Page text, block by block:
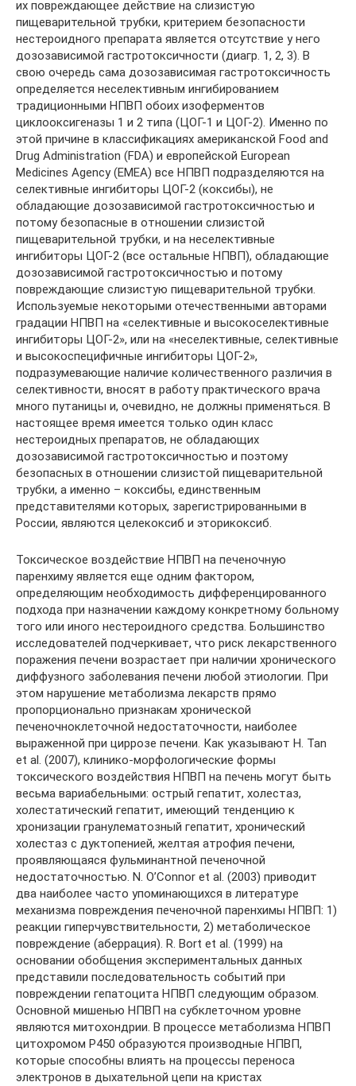
их повреждающее действие на слизистую
пищеварительной трубки, критерием безопасности
нестероидного препарата является отсутствие у него
дозозависимой гастротоксичности (диагр. 1, 2, 3). В
свою очередь сама дозозависимая гастротоксичность
определяется неселективным ингибированием
традиционными НПВП обоих изоферментов
циклооксигеназы 1 и 2 типа (ЦОГ-1 и ЦОГ-2). Именно по
этой причине в классификациях американской Food and
Drug Administration (FDA) и европейской European
Medicines Agency (EMEA) все НПВП подразделяются на
селективные ингибиторы ЦОГ-2 (коксибы), не
обладающие дозозависимой гастротоксичностью и
потому безопасные в отношении слизистой
пищеварительной трубки, и на неселективные
ингибиторы ЦОГ-2 (все остальные НПВП), обладающие
дозозависимой гастротоксичностью и потому
повреждающие слизистую пищеварительной трубки.
Используемые некоторыми отечественными авторами
градации НПВП на «селективные и высокоселективные
ингибиторы ЦОГ-2», или на «неселективные, селективные
и высокоспецифичные ингибиторы ЦОГ-2»,
подразумевающие наличие количественного различия в
селективности, вносят в работу практического врача
много путаницы и, очевидно, не должны применяться. В
настоящее время имеется только один класс
нестероидных препаратов, не обладающих
дозозависимой гастротоксичностью и поэтому
безопасных в отношении слизистой пищеварительной
трубки, а именно – коксибы, единственным
представителями которых, зарегистрированными в
России, являются целекоксиб и эторикоксиб.
Токсическое воздействие НПВП на печеночную
паренхиму является еще одним фактором,
определяющим необходимость дифференцированного
подхода при назначении каждому конкретному больному
того или иного нестероидного средства. Большинство
исследователей подчеркивает, что риск лекарственного
поражения печени возрастает при наличии хронического
диффузного заболевания печени любой этиологии. При
этом нарушение метаболизма лекарств прямо
пропорционально признакам хронической
печеночноклеточной недостаточности, наиболее
выраженной при циррозе печени. Как указывают H. Tan
et al. (2007), клинико-морфологические формы
токсического воздействия НПВП на печень могут быть
весьма вариабельными: острый гепатит, холестаз,
холестатический гепатит, имеющий тенденцию к
хронизации гранулематозный гепатит, хронический
холестаз с дуктопенией, желтая атрофия печени,
проявляющаяся фульминантной печеночной
недостаточностью. N. O’Connor et al. (2003) приводит
два наиболее часто упоминающихся в литературе
механизма повреждения печеночной паренхимы НПВП: 1)
реакции гиперчувствительности, 2) метаболическое
повреждение (аберрация). R. Bort et al. (1999) на
основании обобщения экспериментальных данных
представили последовательность событий при
повреждении гепатоцита НПВП следующим образом.
Основной мишенью НПВП на субклеточном уровне
являются митохондрии. В процессе метаболизма НПВП
цитохромом Р450 образуются производные НПВП,
которые способны влиять на процессы переноса
электронов в дыхательной цепи на кристах